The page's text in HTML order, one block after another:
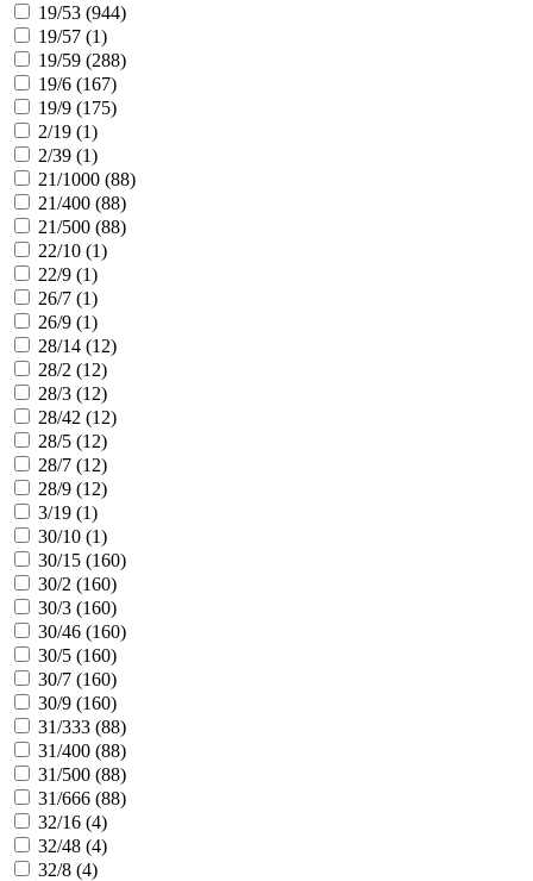
19/53 (944)
19/57 (1)
19/59 (288)
19/6 (167)
19/9 (175)
2/19 (1)
2/39 (1)
21/1000 (88)
21/400 (88)
21/500 (88)
22/10 (1)
22/9 (1)
26/7 (1)
26/9 (1)
28/14 (12)
28/2 (12)
28/3 (12)
28/42 (12)
28/5 (12)
28/7 (12)
28/9 (12)
3/19 (1)
30/10 (1)
30/15 (160)
30/2 (160)
30/3 (160)
30/46 (160)
30/5 (160)
30/7 (160)
30/9 (160)
31/333 (88)
31/400 (88)
31/500 (88)
31/666 (88)
32/16 (4)
32/48 (4)
32/8 (4)